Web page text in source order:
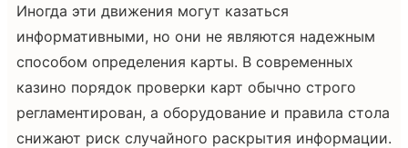
Иногда эти движения могут казаться
информативными, но они не являются надежным
способом определения карты. В современных
казино порядок проверки карт обычно строго
регламентирован, а оборудование и правила стола
снижают риск случайного раскрытия информации.